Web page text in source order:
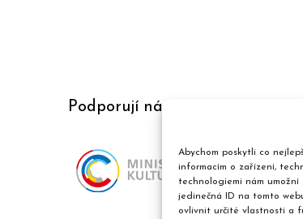
Abychom poskytli co
informacím o zařízení,
technologiemi nám
jedinečná ID na tomto
ovlivnit určité vlastnosti a
Podporují nás